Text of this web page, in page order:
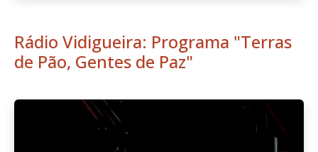
Rádio Vidigueira: Programa "Terras
de Pão, Gentes de Paz"